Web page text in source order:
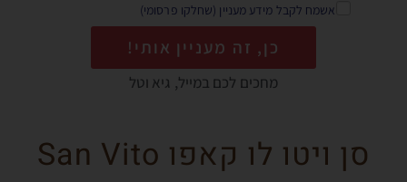
אשמח לקבל מידע מעניין (שחלקו פרסומי)
כן, זה מעניין אותי!
מחכים לכם במייל, גיא וטל
סן ויטו לו קאפו San Vito